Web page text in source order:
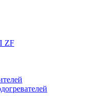
ZF